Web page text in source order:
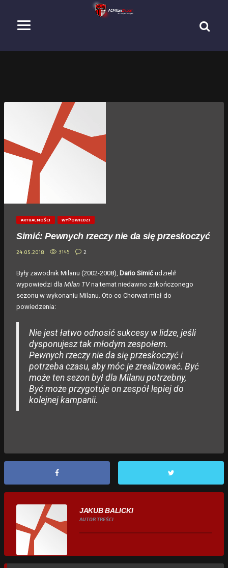
AKTUALNOŚCI WYPOWIEDZI
Simić: Pewnych rzeczy nie da się przeskoczyć
24.05.2018 3145 2
Były zawodnik Milanu (2002-2008), Dario Simić udzielił
wypowiedzi dla Milan TVna temat niedawno zakończonego
sezonu w wykonaniu Milanu. Oto co Chorwat miał do
powiedzenia:
Nie jest łatwo odnosić sukcesy w lidze, jeśli
dysponujesz tak młodym zespołem.
Pewnych rzeczy nie da się przeskoczyć i
potrzeba czasu, aby móc je zrealizować. Być
może ten sezon był dla Milanu potrzebny,
Być może przygotuje on zespół lepiej do
kolejnej kampanii.
JAKUB BALICKI
AUTOR TREŚCI